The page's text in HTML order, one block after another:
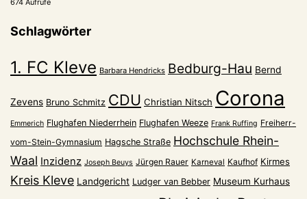
674 Aufrufe
Schlagwörter
1. FC Kleve Barbara Hendricks Bedburg-Hau Bernd
Zevens Bruno Schmitz CDU Christian Nitsch Corona
Emmerich Flughafen Niederrhein Flughafen Weeze Frank Ruffing Freiherr-
vom-Stein-Gymnasium Hagsche Straße Hochschule Rhein-
Waal Inzidenz Joseph Beuys Jürgen Rauer Karneval Kaufhof Kirmes
Kreis Kleve Landgericht Ludger van Bebber Museum Kurhaus